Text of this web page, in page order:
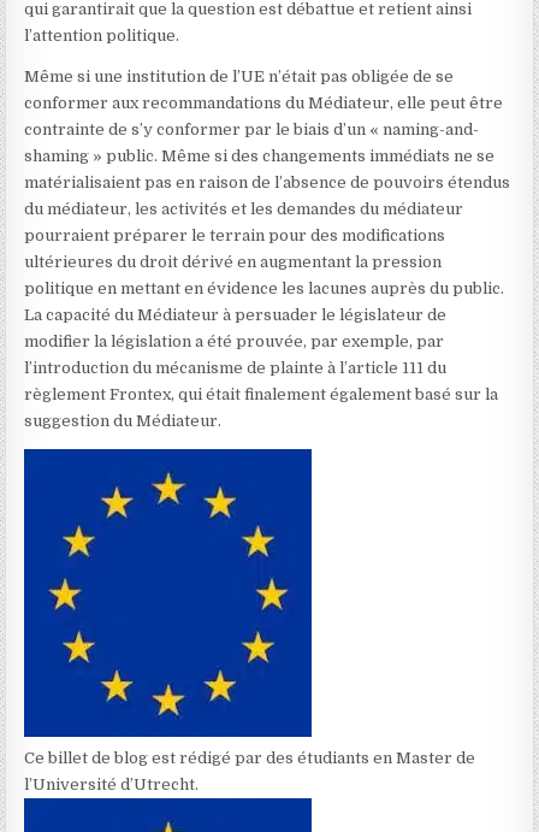
qui garantirait que la question est débattue et retient ainsi
l’attention politique.
Même si une institution de l’UE n’était pas obligée de se
conformer aux recommandations du Médiateur, elle peut être
contrainte de s’y conformer par le biais d’un « naming-and-
shaming » public. Même si des changements immédiats ne se
matérialisaient pas en raison de l’absence de pouvoirs étendus
du médiateur, les activités et les demandes du médiateur
pourraient préparer le terrain pour des modifications
ultérieures du droit dérivé en augmentant la pression
politique en mettant en évidence les lacunes auprès du public.
La capacité du Médiateur à persuader le législateur de
modifier la législation a été prouvée, par exemple, par
l’introduction du mécanisme de plainte à l’article 111 du
règlement Frontex, qui était finalement également basé sur la
suggestion du Médiateur.
Ce billet de blog est rédigé par des étudiants en Master de
l’Université d’Utrecht.